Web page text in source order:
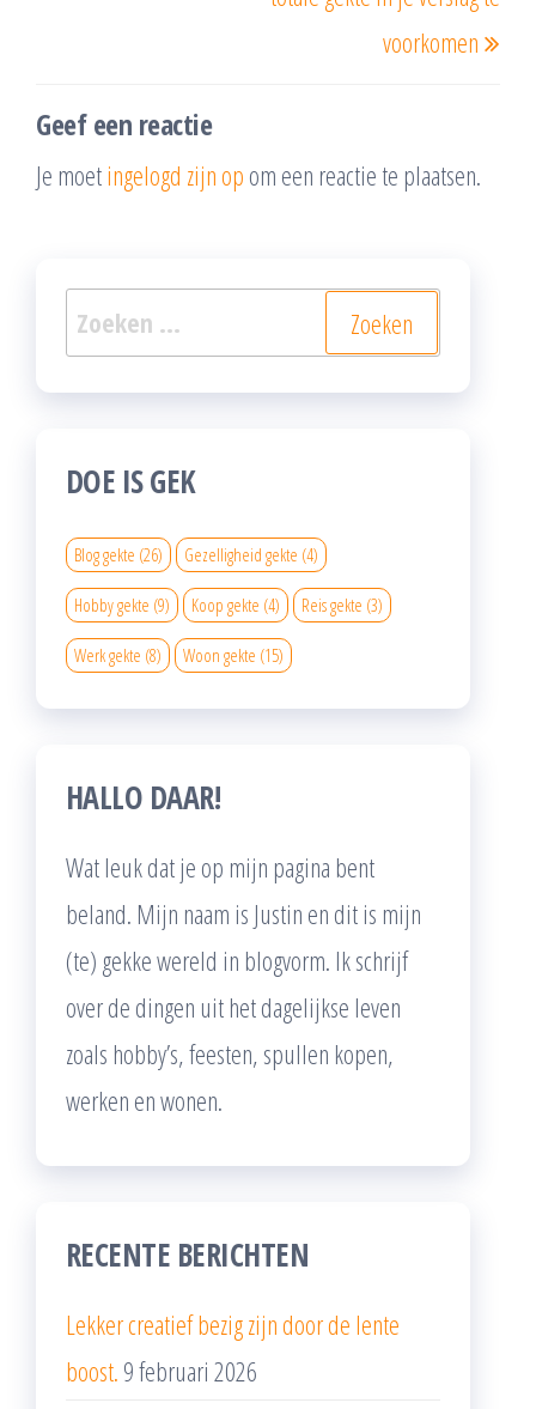
voorkomen
Geef een reactie
Je moetingelogd zijn op om een reactie te plaatsen.
Zoeken
naar:
DOE IS GEK
Blog gekte (26) Gezelligheid gekte (4)
Hobby gekte (9) Koop gekte (4) Reis gekte (3)
Werk gekte (8) Woon gekte (15)
HALLO DAAR!
Wat leuk dat je op mijn pagina bent
beland. Mijn naam is Justin en dit is mijn
(te) gekke wereld in blogvorm. Ik schrijf
over de dingen uit het dagelijkse leven
zoals hobby’s, feesten, spullen kopen,
werken en wonen.
RECENTE BERICHTEN
Lekker creatief bezig zijn door de lente
boost. 9 februari 2026